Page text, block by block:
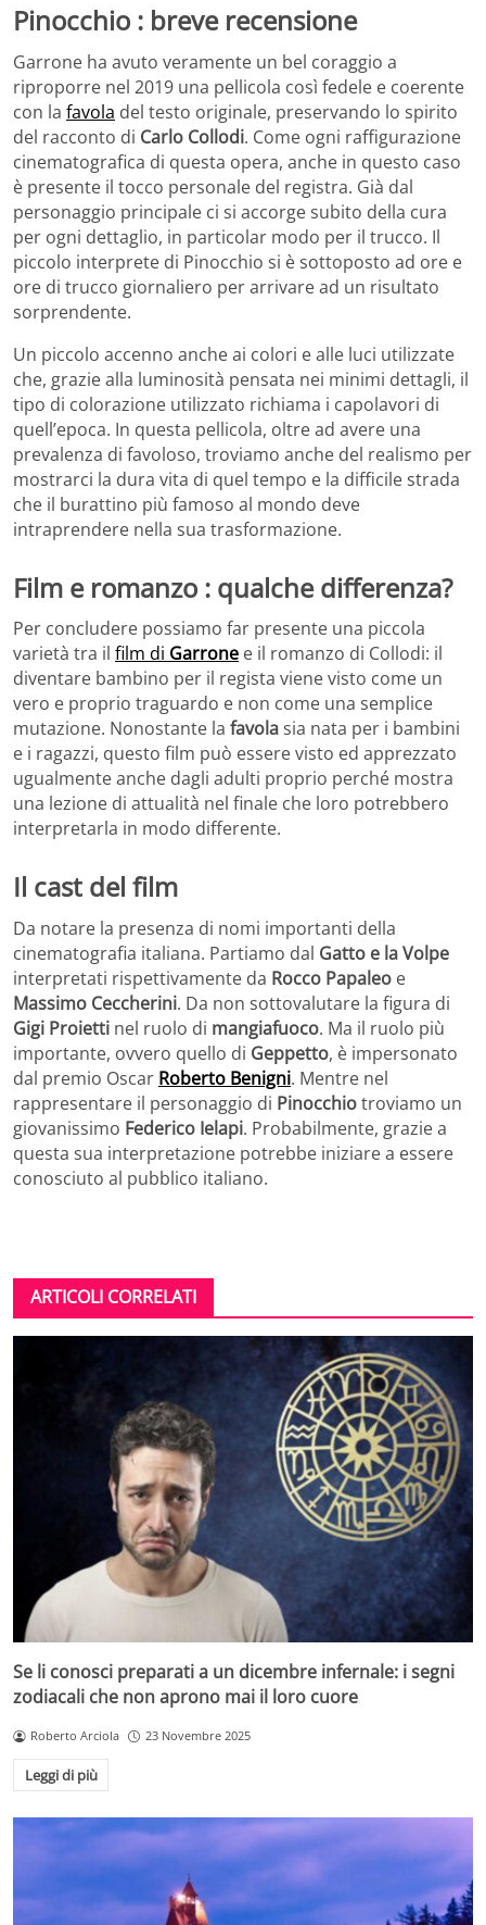
Pinocchio : breve recensione
Garrone ha avuto veramente un bel coraggio a
riproporre nel 2019 una pellicola così fedele e coerente
con la favola del testo originale, preservando lo spirito
del racconto di Carlo Collodi. Come ogni raffigurazione
cinematografica di questa opera, anche in questo caso
è presente il tocco personale del registra. Già dal
personaggio principale ci si accorge subito della cura
per ogni dettaglio, in particolar modo per il trucco. Il
piccolo interprete di Pinocchio si è sottoposto ad ore e
ore di trucco giornaliero per arrivare ad un risultato
sorprendente.
Un piccolo accenno anche ai colori e alle luci utilizzate
che, grazie alla luminosità pensata nei minimi dettagli, il
tipo di colorazione utilizzato richiama i capolavori di
quell’epoca. In questa pellicola, oltre ad avere una
prevalenza di favoloso, troviamo anche del realismo per
mostrarci la dura vita di quel tempo e la difficile strada
che il burattino più famoso al mondo deve
intraprendere nella sua trasformazione.
Film e romanzo : qualche differenza?
Per concludere possiamo far presente una piccola
varietà tra il film di Garrone e il romanzo di Collodi: il
diventare bambino per il regista viene visto come un
vero e proprio traguardo e non come una semplice
mutazione. Nonostante la favolasia nata per i bambini
e i ragazzi, questo film può essere visto ed apprezzato
ugualmente anche dagli adulti proprio perché mostra
una lezione di attualità nel finale che loro potrebbero
interpretarla in modo differente.
Il cast del film
Da notare la presenza di nomi importanti della
cinematografia italiana. Partiamo dal Gatto e la Volpe
interpretati rispettivamente da Rocco Papaleo e
Massimo Ceccherini. Da non sottovalutare la figura di
Gigi Proietti nel ruolo di mangiafuoco. Ma il ruolo più
importante, ovvero quello di Geppetto, è impersonato
dal premio Oscar Roberto Benigni. Mentre nel
rappresentare il personaggio di Pinocchiotroviamo un
giovanissimo Federico Ielapi. Probabilmente, grazie a
questa sua interpretazione potrebbe iniziare a essere
conosciuto al pubblico italiano.
ARTICOLI CORRELATI
Se li conosci preparati a un dicembre infernale: i segni
zodiacali che non aprono mai il loro cuore
Roberto Arciola 23 Novembre 2025
Leggi di più